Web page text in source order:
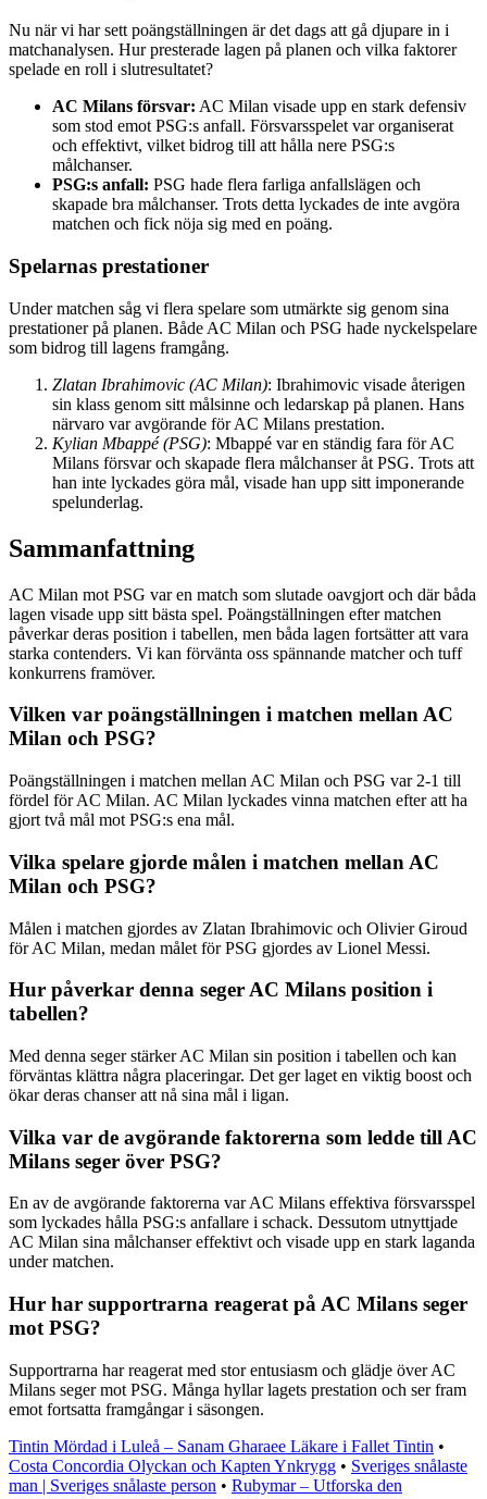
Nu när vi har sett poängställningen är det dags att gå djupare in i
matchanalysen. Hur presterade lagen på planen och vilka faktorer
spelade en roll i slutresultatet?
AC Milans försvar: AC Milan visade upp en stark defensiv
som stod emot PSG:s anfall. Försvarsspelet var organiserat
och effektivt, vilket bidrog till att hålla nere PSG:s
målchanser.
PSG:s anfall: PSG hade flera farliga anfallslägen och
skapade bra målchanser. Trots detta lyckades de inte avgöra
matchen och fick nöja sig med en poäng.
Spelarnas prestationer
Under matchen såg vi flera spelare som utmärkte sig genom sina
prestationer på planen. Både AC Milan och PSG hade nyckelspelare
som bidrog till lagens framgång.
Zlatan Ibrahimovic (AC Milan): Ibrahimovic visade återigen
sin klass genom sitt målsinne och ledarskap på planen. Hans
närvaro var avgörande för AC Milans prestation.
Kylian Mbappé (PSG): Mbappé var en ständig fara för AC
Milans försvar och skapade flera målchanser åt PSG. Trots att
han inte lyckades göra mål, visade han upp sitt imponerande
spelunderlag.
Sammanfattning
AC Milan mot PSG var en match som slutade oavgjort och där båda
lagen visade upp sitt bästa spel. Poängställningen efter matchen
påverkar deras position i tabellen, men båda lagen fortsätter att vara
starka contenders. Vi kan förvänta oss spännande matcher och tuff
konkurrens framöver.
Vilken var poängställningen i matchen mellan AC
Milan och PSG?
Poängställningen i matchen mellan AC Milan och PSG var 2-1 till
fördel för AC Milan. AC Milan lyckades vinna matchen efter att ha
gjort två mål mot PSG:s ena mål.
Vilka spelare gjorde målen i matchen mellan AC
Milan och PSG?
Målen i matchen gjordes av Zlatan Ibrahimovic och Olivier Giroud
för AC Milan, medan målet för PSG gjordes av Lionel Messi.
Hur påverkar denna seger AC Milans position i
tabellen?
Med denna seger stärker AC Milan sin position i tabellen och kan
förväntas klättra några placeringar. Det ger laget en viktig boost och
ökar deras chanser att nå sina mål i ligan.
Vilka var de avgörande faktorerna som ledde till AC
Milans seger över PSG?
En av de avgörande faktorerna var AC Milans effektiva försvarsspel
som lyckades hålla PSG:s anfallare i schack. Dessutom utnyttjade
AC Milan sina målchanser effektivt och visade upp en stark laganda
under matchen.
Hur har supportrarna reagerat på AC Milans seger
mot PSG?
Supportrarna har reagerat med stor entusiasm och glädje över AC
Milans seger mot PSG. Många hyllar lagets prestation och ser fram
emot fortsatta framgångar i säsongen.
Tintin Mördad i Luleå – Sanam Gharaee Läkare i Fallet Tintin •
Costa Concordia Olyckan och Kapten Ynkrygg • Sveriges snålaste
man | Sveriges snålaste person • Rubymar – Utforska den